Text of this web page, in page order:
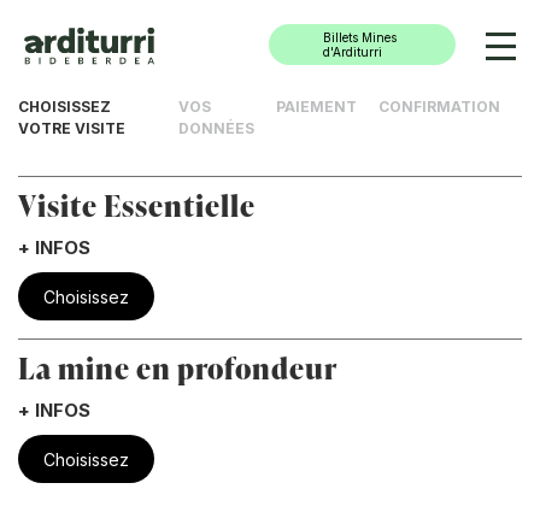
Ir directamente al contenido
Billets Mines
d'Arditurri
ACHAT DE BILLETS
CHOISISSEZ
VOTRE VISITE
VOS
DONNÉES
PAIEMENT CONFIRMATION
Visite Essentielle
+ INFOS
Choisissez
La mine en profondeur
+ INFOS
Choisissez